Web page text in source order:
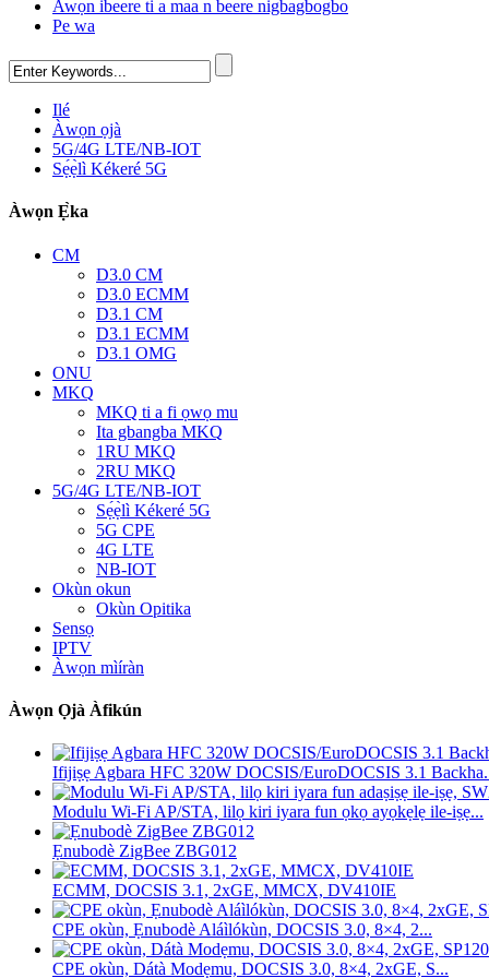
Awọn ibeere ti a maa n beere nigbagbogbo
Pe wa
Ilé
Àwọn ọjà
5G/4G LTE/NB-IOT
Sẹ́ẹ̀lì Kékeré 5G
Àwọn Ẹ̀ka
CM
D3.0 CM
D3.0 ECMM
D3.1 CM
D3.1 ECMM
D3.1 OMG
ONU
MKQ
MKQ ti a fi ọwọ mu
Ita gbangba MKQ
1RU MKQ
2RU MKQ
5G/4G LTE/NB-IOT
Sẹ́ẹ̀lì Kékeré 5G
5G CPE
4G LTE
NB-IOT
Okùn okun
Okùn Opitika
Sensọ
IPTV
Àwọn mìíràn
Àwọn Ọjà Àfikún
Ifijiṣẹ Agbara HFC 320W DOCSIS/EuroDOCSIS 3.1
Modulu Wi-Fi AP/STA, lilọ kiri iyara fun ọkọ ayọkẹlẹ ile-iṣẹ...
Ẹnubodè ZigBee ZBG012
ECMM, DOCSIS 3.1, 2xGE, MMCX, DV410IE
CPE okùn, Ẹnubodè Aláìlókùn, DOCSIS 3.0, 8×4, 2...
CPE okùn, Dátà Modẹmu, DOCSIS 3.0, 8×4, 2xGE, S...